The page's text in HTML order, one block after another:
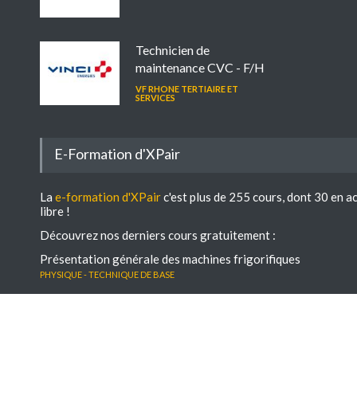
Technicien de
maintenance CVC - F/H
VF RHONE TERTIAIRE ET
SERVICES
E-Formation d'XPair
La e-formation d'XPairc'est plus de 255 cours, dont 30 en
libre !
Découvrez nos derniers cours gratuitement :
Présentation générale des machines frigorifiques
Physique - Technique de base